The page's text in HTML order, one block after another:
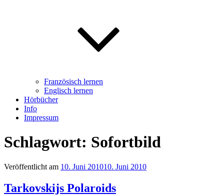
Französisch lernen
Englisch lernen
Hörbücher
Info
Impressum
Schlagwort: Sofortbild
Veröffentlicht am 10. Juni 201010. Juni 2010
Tarkovskijs Polaroids